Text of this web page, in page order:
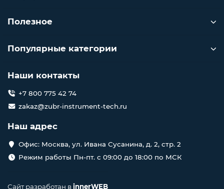
Полезное
Популярные категории
Наши контакты
+7 800 775 42 74
zakaz@zubr-instrument-tech.ru
Наш адрес
Офис: Москва, ул. Ивана Сусанина, д. 2, стр. 2
Режим работы Пн-пт. с 09:00 до 18:00 по МСК
Сайт разработан вinnerWEB